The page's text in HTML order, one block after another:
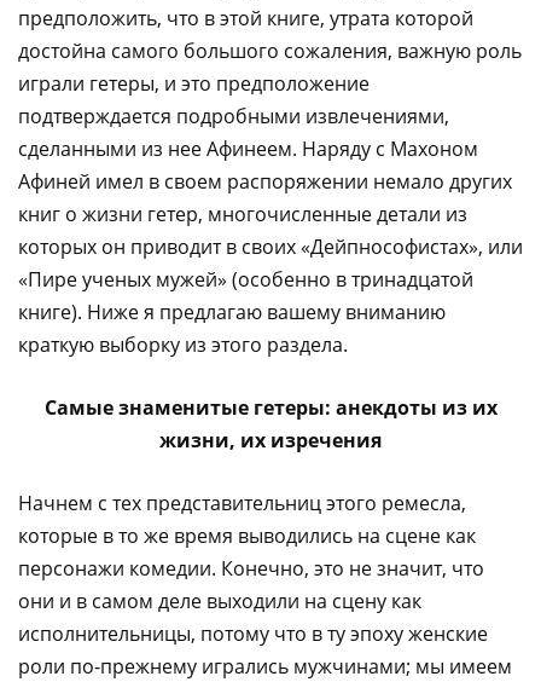
предположить, что в этой книге, утрата которой
достойна самого большого сожаления, важную роль
играли гетеры, и это предположение
подтверждается подробными извлечениями,
сделанными из нее Афинеем. Наряду с Махоном
Афиней имел в своем распоряжении немало других
книг о жизни гетер, многочисленные детали из
которых он приводит в своих «Дейпнософистах», или
«Пире ученых мужей» (особенно в тринадцатой
книге). Ниже я предлагаю вашему вниманию
краткую выборку из этого раздела.
Самые знаменитые гетеры: анекдоты из их
жизни, их изречения
Начнем с тех представительниц этого ремесла,
которые в то же время выводились на сцене как
персонажи комедии. Конечно, это не значит, что
они и в самом деле выходили на сцену как
исполнительницы, потому что в ту эпоху женские
роли по-прежнему игрались мужчинами; мы имеем